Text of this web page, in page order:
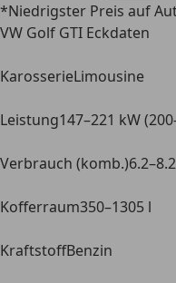
*Niedrigster Preis auf
VW Golf GTI Eckdaten
KarosserieLimousine
Leistung147–221 kW
Verbrauch (komb.)
Kofferraum350–1305 l
KraftstoffBenzin